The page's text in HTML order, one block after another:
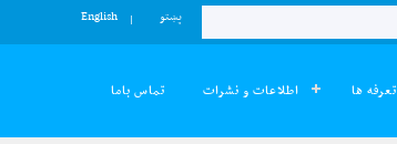
پښتو English
تعرفه ها اطلاعات و نشرات تماس باما